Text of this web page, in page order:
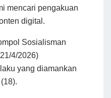
mencari pengakuan
digital.
Sosialisman
4/2026)
yang diamankan